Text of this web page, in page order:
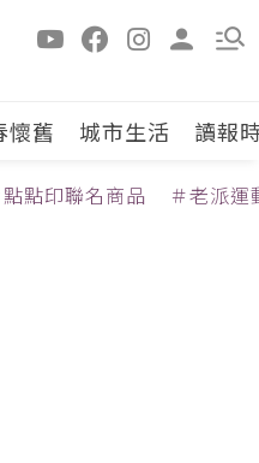
懷舊 城市生活 讀報
點點印聯名商品 ＃老派運